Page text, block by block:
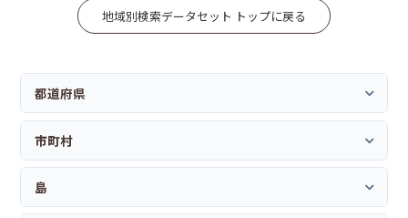
地域別検索データセット トップに戻る
都道府県
市町村
島